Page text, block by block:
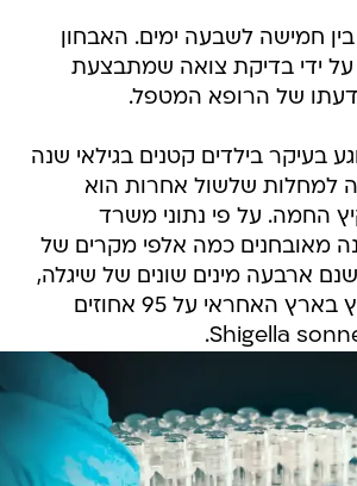
חמישה לשבעה ימים. האבחון
ידי בדיקת צואה שמתבצעת
של הרופא המטפל.
בעיקר בילדים קטנים בגילאי שנה
למחלות שלשול אחרות הוא
החמה. על פי נתוני משרד
מאובחנים כמה אלפי מקרים של
ארבעה מינים שונים של שיגלה,
כאשר המין הנפוץ בארץ האחראי על 95 אחוזים